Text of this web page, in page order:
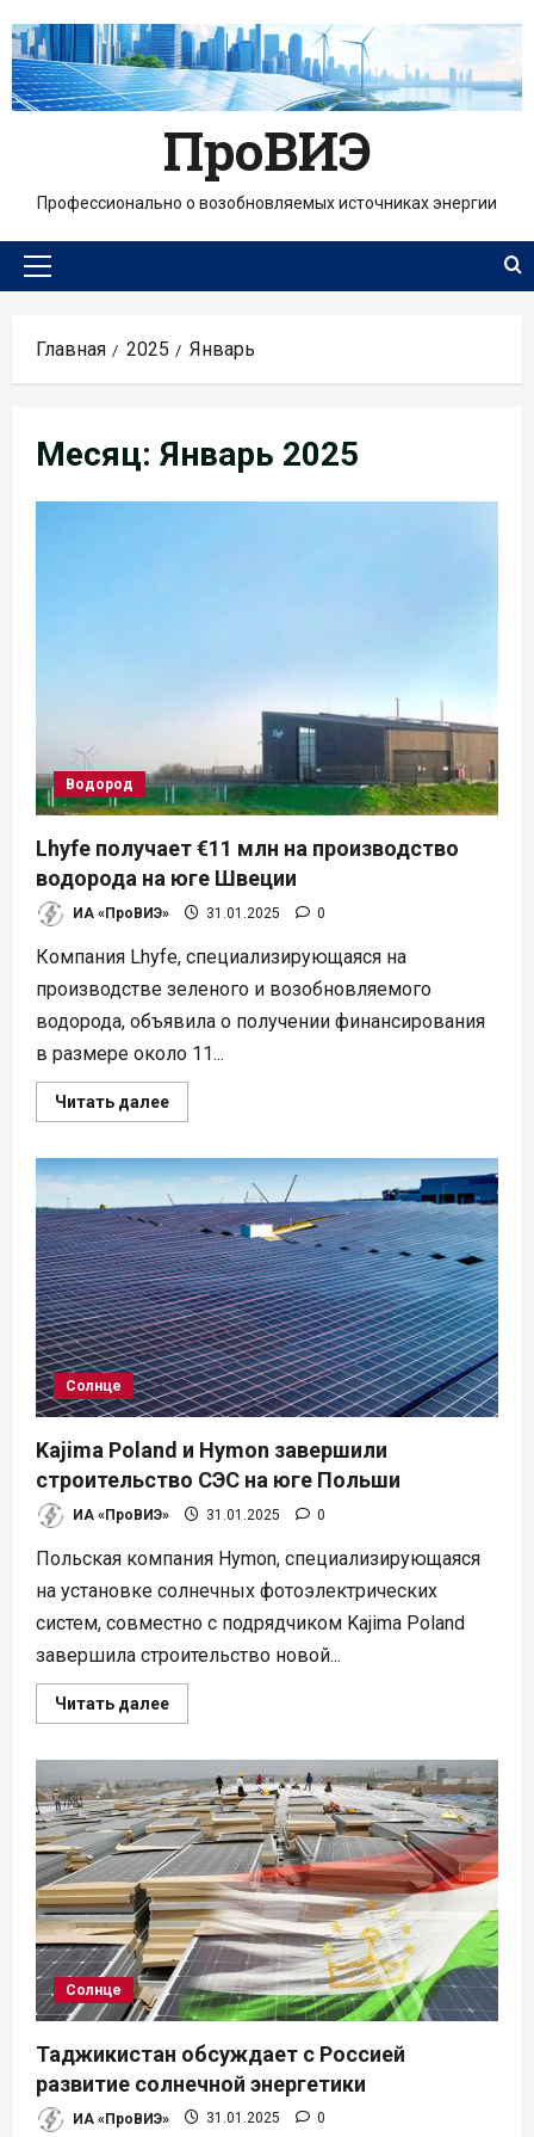
содержимому
ПроВИЭ
Профессионально о возобновляемых источниках энергии
Основное
Главная 2025 Январь
Месяц: Январь 2025
Водород
Lhyfe получает €11 млн на производство
водорода на юге Швеции
ИА «ПроВИЭ» 31.01.2025 0
Компания Lhyfe, специализирующаяся на
производстве зеленого и возобновляемого
водорода, объявила о получении финансирования
в размере около 11...
Читать далееПрочитать
больше
получает
€11
млн
на
производство
водорода
на
юге
Швеции
Солнце
Kajima Poland и Hymon завершили
строительство СЭС на юге Польши
ИА «ПроВИЭ» 31.01.2025 0
Польская компания Hymon, специализирующаяся
на установке солнечных фотоэлектрических
систем, совместно с подрядчиком Kajima Poland
завершила строительство новой...
Читать далееПрочитать
больше
Poland
и
Hymon
завершили
строительство
СЭС
на
юге
Польши
Солнце
Таджикистан обсуждает с Россией
развитие солнечной энергетики
ИА «ПроВИЭ» 31.01.2025 0